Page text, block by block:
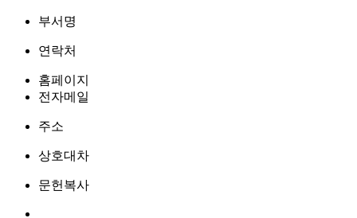
부서명
연락처
홈페이지
전자메일
주소
상호대차
문헌복사